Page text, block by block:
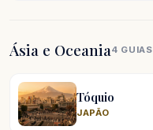
Ásia e Oceania4 GUIAS
Tóquio
JAPÃO